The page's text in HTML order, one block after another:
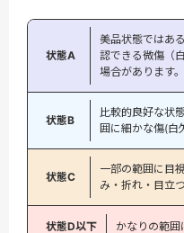
状態A
美品状態ではあ
認できる微傷（
場合があります。
状態B
比較的良好な状
囲に細かな傷(白
状態C
一部の範囲に目
み・折れ・目立
状態D以下 かなりの範囲